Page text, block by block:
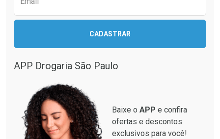
CADASTRAR
APP Drogaria São Paulo
Baixe o APP e confira
ofertas e descontos
exclusivos para você!